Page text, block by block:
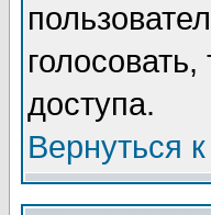
доступа.
Вернуться